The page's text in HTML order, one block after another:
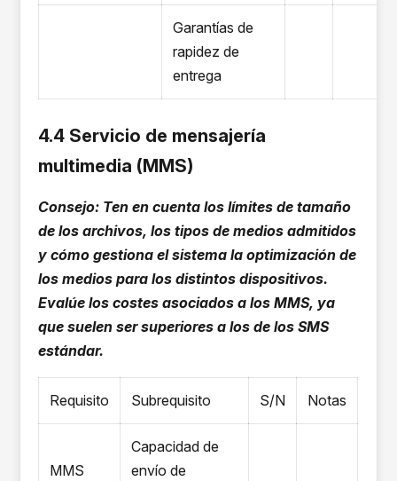
Garantías de
rapidez de
entrega
4.4 Servicio de mensajería
multimedia (MMS)
Consejo: Ten en cuenta los límites de tamaño
de los archivos, los tipos de medios admitidos
y cómo gestiona el sistema la optimización de
los medios para los distintos dispositivos.
Evalúe los costes asociados a los MMS, ya
que suelen ser superiores a los de los SMS
estándar.
Requisito Subrequisito S/N Notas
MMS
Capacidad de
envío de